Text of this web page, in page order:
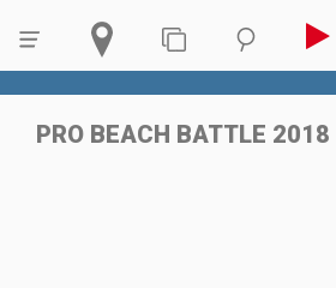
PRO BEACH BATTLE 2018